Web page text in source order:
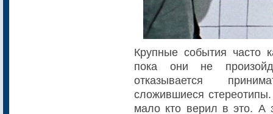
Крупные события часто
пока они не
отказывается
сложившиеся
мало кто верил в это. А